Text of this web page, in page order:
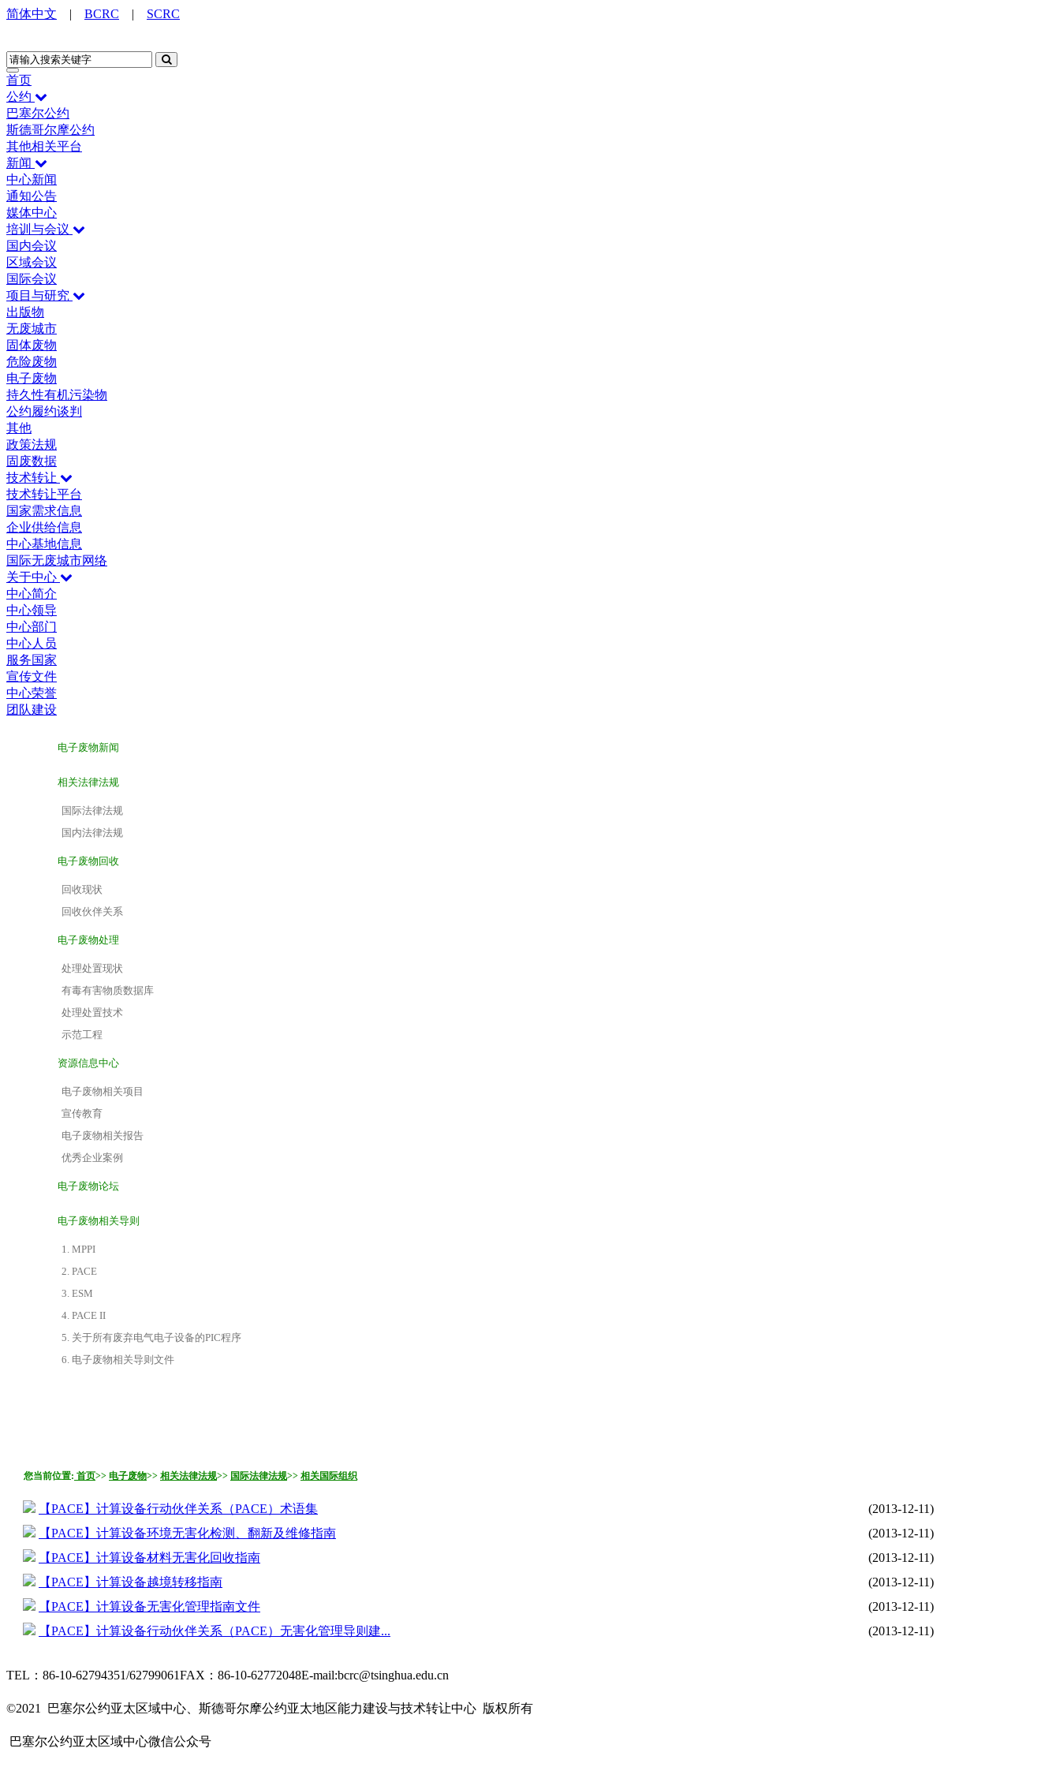
简体中文 | BCRC | SCRC
首页
公约
巴塞尔公约
斯德哥尔摩公约
其他相关平台
新闻
中心新闻
通知公告
媒体中心
培训与会议
国内会议
区域会议
国际会议
项目与研究
出版物
无废城市
固体废物
危险废物
电子废物
持久性有机污染物
公约履约谈判
其他
政策法规
固废数据
技术转让
技术转让平台
国家需求信息
企业供给信息
中心基地信息
国际无废城市网络
关于中心
中心简介
中心领导
中心部门
中心人员
服务国家
宣传文件
中心荣誉
团队建设
电子废物新闻
相关法律法规
国际法律法规
国内法律法规
电子废物回收
回收现状
回收伙伴关系
电子废物处理
处理处置现状
有毒有害物质数据库
处理处置技术
示范工程
资源信息中心
电子废物相关项目
宣传教育
电子废物相关报告
优秀企业案例
电子废物论坛
电子废物相关导则
1. MPPI
2. PACE
3. ESM
4. PACE II
5. 关于所有废弃电气电子设备的PIC程序
6. 电子废物相关导则文件
您当前位置: 首页>> 电子废物>> 相关法律法规>> 国际法律法规>> 相关国际组织
【PACE】计算设备行动伙伴关系（PACE）术语集
(2013-12-11)
【PACE】计算设备环境无害化检测、翻新及维修指南
(2013-12-11)
【PACE】计算设备材料无害化回收指南
(2013-12-11)
【PACE】计算设备越境转移指南
(2013-12-11)
【PACE】计算设备无害化管理指南文件
(2013-12-11)
【PACE】计算设备行动伙伴关系（PACE）无害化管理导则建...
(2013-12-11)
TEL：86-10-62794351/62799061FAX：86-10-62772048E-mail:bcrc@tsinghua.edu.cn
©2021 巴塞尔公约亚太区域中心、斯德哥尔摩公约亚太地区能力建设与技术转让中心 版权所有
巴塞尔公约亚太区域中心微信公众号